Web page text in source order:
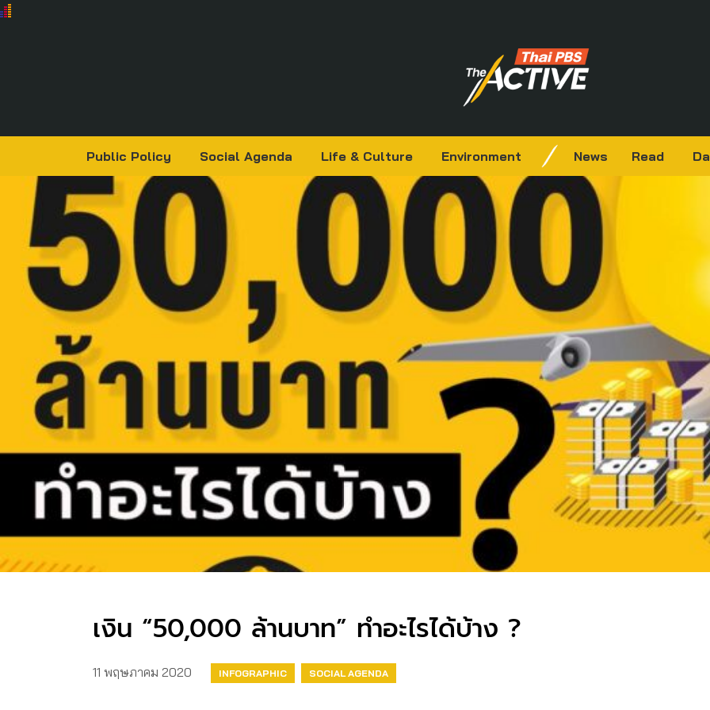
Public Policy Social Agenda Life & Culture Environment News Read
เงิน “50,000 ล้านบาท” ทำอะไรได้บ้าง ?
11 พฤษภาคม 2020 INFOGRAPHIC SOCIAL AGENDA